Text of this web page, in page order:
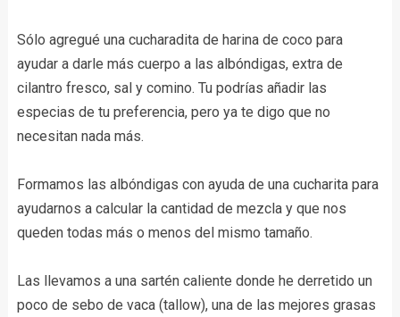
Sólo agregué una cucharadita de harina de coco para
ayudar a darle más cuerpo a las albóndigas, extra de
cilantro fresco, sal y comino. Tu podrías añadir las
especias de tu preferencia, pero ya te digo que no
necesitan nada más.
Formamos las albóndigas con ayuda de una cucharita para
ayudarnos a calcular la cantidad de mezcla y que nos
queden todas más o menos del mismo tamaño.
Las llevamos a una sartén caliente donde he derretido un
poco de sebo de vaca (tallow), una de las mejores grasas